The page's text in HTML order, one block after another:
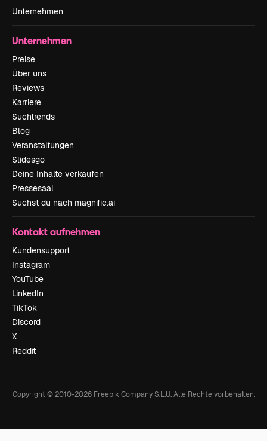
Unternehmen
Unternehmen
Preise
Über uns
Reviews
Karriere
Suchtrends
Blog
Veranstaltungen
Slidesgo
Deine Inhalte verkaufen
Pressesaal
Suchst du nach magnific.ai
Kontakt aufnehmen
Kundensupport
Instagram
YouTube
LinkedIn
TikTok
Discord
X
Reddit
Copyright © 2010-2026Freepik Company S.L.U. Alle Rechte vorbehalten.